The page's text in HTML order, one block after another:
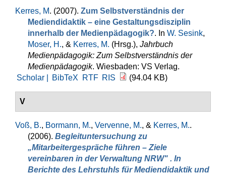
Kerres, M. (2007). Zum Selbstverständnis der
Mediendidaktik – eine Gestaltungsdisziplin
innerhalb der Medienpädagogik?. In W. Sesink,
Moser, H., & Kerres, M. (Hrsg.), Jahrbuch
Medienpädagogik: Zum Selbstverständnis der
Medienpädagogik. Wiesbaden: VS Verlag.
Scholar |
BibTeX RTF RIS (94.04 KB)
V
Voß, B., Bormann, M., Vervenne, M., & Kerres, M..
(2006). Begleituntersuchung zu
„Mitarbeitergespräche führen – Ziele
vereinbaren in der Verwaltung NRW" . In
Berichte des Lehrstuhls für Mediendidaktik und